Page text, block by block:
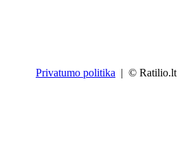
Privatumo politika | © Ratilio.lt